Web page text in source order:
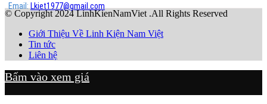
Email: Lkiet1977@gmail.com
© Copyright 2024 LinhKienNamViet .All Rights Reserved
Giới Thiệu Về Linh Kiện Nam Việt
Tin tức
Liên hệ
Bấm vào xem giá